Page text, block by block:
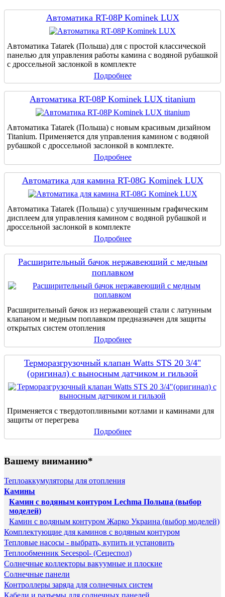
Автоматика RT-08P Kominek LUX
Автоматика Tatarek (Польша) для с простой классической
панелью для управления работы камина с водяной рубашкой
с дроссельной заслонкой в комплекте
Подробнее
Автоматика RT-08P Kominek LUX titanium
Автоматика Tatarek (Польша) с новым красивым дизайном
Titanium. Применяется для управления камином с водяной
рубашкой с дроссельной заслонкой в комплекте.
Подробнее
Автоматика для камина RT-08G Kominek LUX
Автоматика Tatarek (Польша) с улучшенным графическим
дисплеем для управления камином с водяной рубашкой и
дроссельной заслонкой в комплекте
Подробнее
Расширительный бачок нержавеющий с медным
поплавком
Расширительный бачок из нержавеющей стали с латунным
клапаном и медным поплавком предназначен для защиты
открытых систем отопления
Подробнее
Терморазгрузочный клапан Watts STS 20 3/4"
(оригинал) с выносным датчиком и гильзой
Применяется с твердотопливными котлами и каминами для
защиты от перегрева
Подробнее
Вашему вниманию*
Теплоаккумуляторы для отопления
Камины
Камин с водяным контуром Lechma Польша (выбор
моделей)
Камин с водяным контуром Жарко Украина (выбор моделей)
Комплектующие для каминов с водяным контуром
Тепловые насосы - выбрать, купить и установить
Теплообменник Secespol- (Сецеспол)
Солнечные коллекторы вакуумные и плоские
Солнечные панели
Контроллеры заряда для солнечных систем
Кабели и разъемы для солнечных панелей